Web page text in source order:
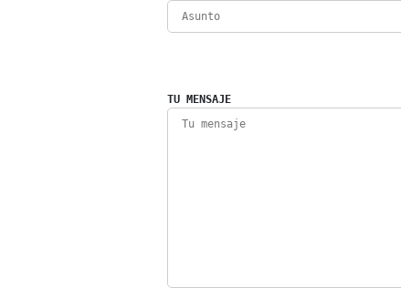
TU MENSAJE